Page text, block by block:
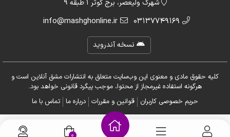
شهرک ولیعصر، برج کوثر 1 طبقه 9
03137749169
info@mashghonline.ir
نسخه آندروید
کلیه حقوق مادی و معنوی این وب‌سایت متعلق به انتشارات مشق آنلاین است و
هرگونه استفاده غیرمجاز از محتوا، موجب پیگرد قانونی خواهد بود.
حریم خصوصی کاربران قوانین و مقررات درباره ما تماس با ما
0